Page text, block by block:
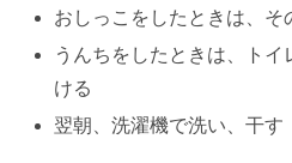
おしっこをしたときは、そ
うんちをしたときは、ト
ける
翌朝、洗濯機で洗い、干す